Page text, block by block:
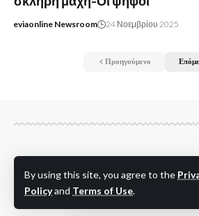
By using this site, you agree to the
Policyand Terms of Use.
eviaonline Newsroom 24 Νοεμβρίου 2025
Προηγούμενο